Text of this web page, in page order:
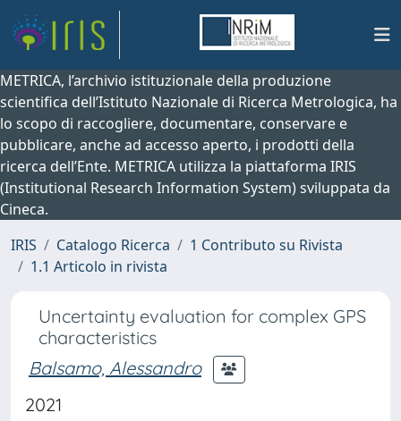
METRICA, l’archivio istituzionale della produzione
scientifica dell’Istituto Nazionale di Ricerca Metrologica, ha
lo scopo di raccogliere, documentare, conservare e
pubblicare, anche ad accesso aperto, i prodotti della
ricerca dell’Ente. METRICA utilizza la piattaforma IRIS
(Institutional Research Information System) sviluppata da
Cineca.
IRIS
Catalogo Ricerca
1 Contributo su Rivista
1.1 Articolo in rivista
Uncertainty evaluation for complex GPS
characteristics
Balsamo, Alessandro
2021